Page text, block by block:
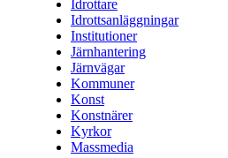
Idrottare
Idrottsanläggningar
Institutioner
Järnhantering
Järnvägar
Kommuner
Konst
Konstnärer
Kyrkor
Massmedia